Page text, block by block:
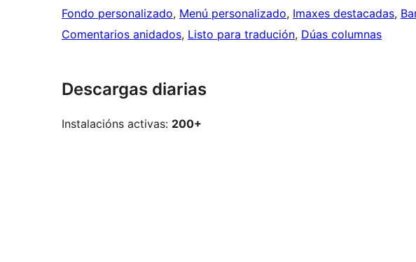
Fondo personalizado, Menú personalizado, Imaxes destacadas,
Comentarios anidados, Listo para tradución, Dúas columnas
Descargas diarias
Instalacións activas: 200+